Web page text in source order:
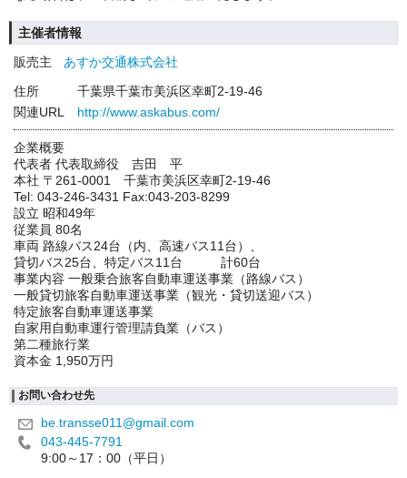
主催者情報
販売主
あすか交通株式会社
住所
千葉県千葉市美浜区幸町2-19-46
関連URL
http://www.askabus.com/
企業概要
代表者 代表取締役 吉田 平
本社 〒261-0001 千葉市美浜区幸町2-19-46
Tel: 043-246-3431 Fax:043-203-8299
設立 昭和49年
従業員 80名
車両 路線バス24台（内、高速バス11台）、
貸切バス25台、特定バス11台 計60台
事業内容 一般乗合旅客自動車運送事業（路線バス）
一般貸切旅客自動車運送事業（観光・貸切送迎バス）
特定旅客自動車運送事業
自家用自動車運行管理請負業（バス）
第二種旅行業
資本金 1,950万円
お問い合わせ先
be.transse011@gmail.com
043-445-7791
9:00～17：00（平日）